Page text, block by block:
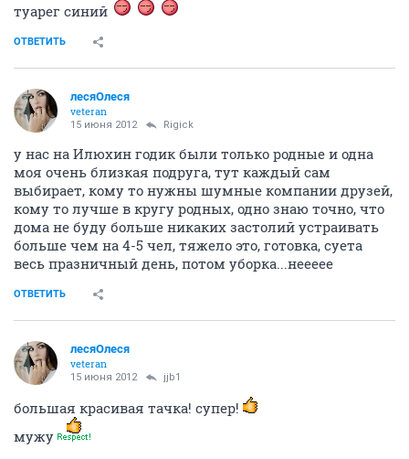
туарег синий
ОТВЕТИТЬ
лесяОлеся
veteran
15 июня 2012 Rigick
у нас на Илюхин годик были только родные и одна
моя очень близкая подруга, тут каждый сам
выбирает, кому то нужны шумные компании друзей,
кому то лучше в кругу родных, одно знаю точно, что
дома не буду больше никаких застолий устраивать
больше чем на 4-5 чел, тяжело это, готовка, суета
весь празничный день, потом уборка...неееее
ОТВЕТИТЬ
лесяОлеся
veteran
15 июня 2012 jjb1
большая красивая тачка! супер!
мужу